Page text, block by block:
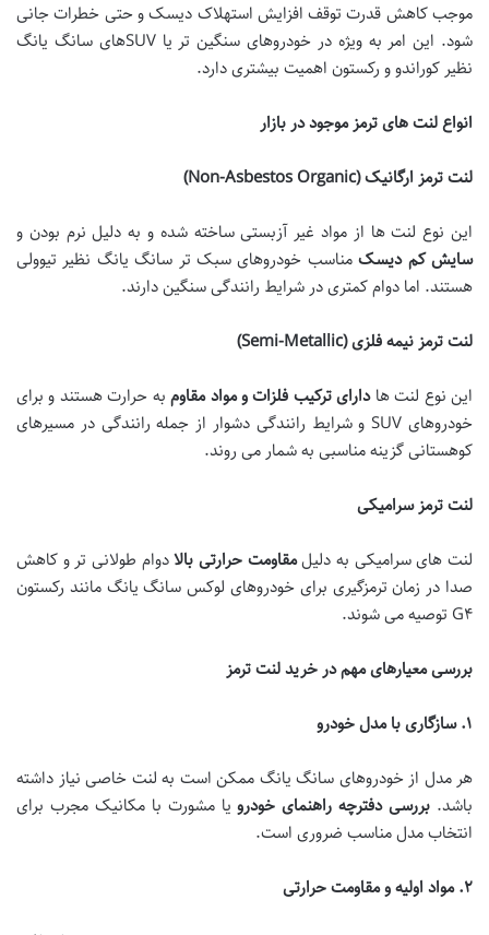
موجب کاهش قدرت توقف افزایش استهلاک دیسک و حتی خطرات جانی
شود. این امر به ویژه در خودروهای سنگین تر یا SUVهای سانگ یانگ
نظیر کوراندو و رکستون اهمیت بیشتری دارد.
انواع لنت های ترمز موجود در بازار
لنت ترمز ارگانیک(Non-Asbestos Organic)
این نوع لنت ها از مواد غیر آزبستی ساخته شده و به دلیل نرم بودن و
سایش کم دیسکمناسب خودروهای سبک تر سانگ یانگ نظیر تیوولی
هستند. اما دوام کمتری در شرایط رانندگی سنگین دارند.
لنت ترمز نیمه فلزی(Semi-Metallic)
این نوع لنت هادارای ترکیب فلزات و مواد مقاومبه حرارت هستند و برای
خودروهای SUV و شرایط رانندگی دشوار از جمله رانندگی در مسیرهای
کوهستانی گزینه مناسبی به شمار می روند.
لنت ترمز سرامیکی
لنت های سرامیکی به دلیلمقاومت حرارتی بالادوام طولانی تر و کاهش
صدا در زمان ترمزگیری برای خودروهای لوکس سانگ یانگ مانند رکستون
G۴ توصیه می شوند.
بررسی معیارهای مهم در خرید لنت ترمز
۱.سازگاری با مدل خودرو
هر مدل از خودروهای سانگ یانگ ممکن است به لنت خاصی نیاز داشته
باشد. بررسی دفترچه راهنمای خودرویا مشورت با مکانیک مجرب برای
انتخاب مدل مناسب ضروری است.
۲.مواد اولیه و مقاومت حرارتی